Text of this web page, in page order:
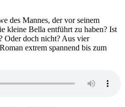
des Mannes, der vor seinem
kleine Bella entführt zu haben? Ist
Oder doch nicht? Aus vier
extrem spannend bis zum